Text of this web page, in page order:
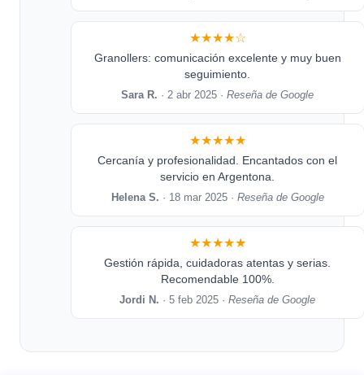
★★★★☆
Granollers: comunicación excelente y muy buen
seguimiento.
Sara R. · 2 abr 2025 ·Reseña de Google
★★★★★
Cercanía y profesionalidad. Encantados con el
servicio en Argentona.
Helena S. · 18 mar 2025 · Reseña de Google
★★★★★
Gestión rápida, cuidadoras atentas y serias.
Recomendable 100%.
Jordi N. · 5 feb 2025 ·Reseña de Google